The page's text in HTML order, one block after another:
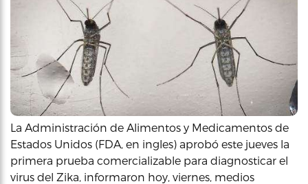
La Administración de Alimentos y Medicamentos de
Estados Unidos (FDA, en ingles) aprobó este jueves la
primera prueba comercializable para diagnosticar el
virus del Zika, informaron hoy, viernes, medios